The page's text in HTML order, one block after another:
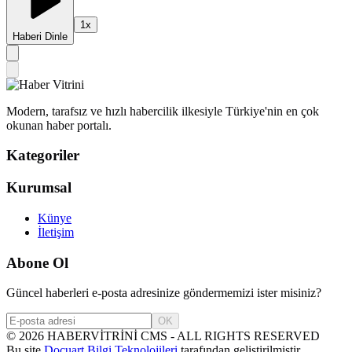
Haberi Dinle
1 x
Modern, tarafsız ve hızlı habercilik ilkesiyle Türkiye'nin en çok
okunan haber portalı.
Kategoriler
Kurumsal
Künye
İletişim
Abone Ol
Güncel haberleri e-posta adresinize göndermemizi ister misiniz?
OK
© 2026 HABERVİTRİNİ CMS - ALL RIGHTS RESERVED